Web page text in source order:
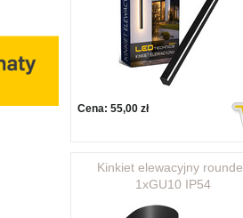
Cena: 55,00 zł
Kinkiet elewacyjny
1xGU10 IP54